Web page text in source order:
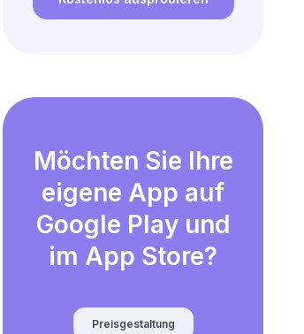
Möchten Sie Ihre
eigene App auf
Google Play und
im App Store?
Preisgestaltung